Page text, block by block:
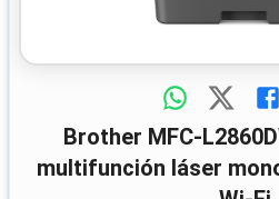
Brother MFC-L2860DWE: Impresora
multifunción láser